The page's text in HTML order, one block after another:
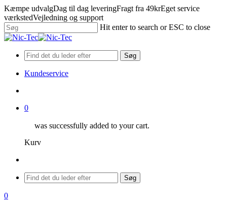
Skip
to
main
content
Kæmpe udvalgDag til dag leveringFragt fra 49krEget service
værkstedVejledning og support
Hit enter to search or ESC to close
Close
Søg
Kundeservice
0
was successfully added to your cart.
Kurv
Menu
Søg
search
0